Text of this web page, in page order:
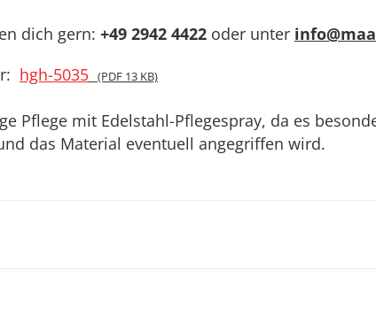
dich gern: +49 2942 4422 oder unter
hgh-5035 (PDF 13 KB)
Pflege mit Edelstahl-Pflegespray, da es
das Material eventuell angegriffen wird.